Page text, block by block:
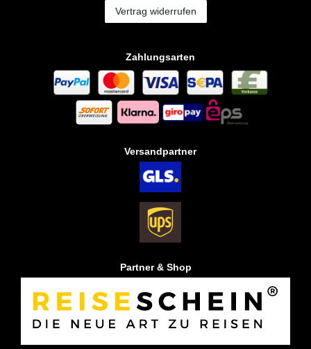
Vertrag widerrufen
Zahlungsarten
Versandpartner
Partner & Shop